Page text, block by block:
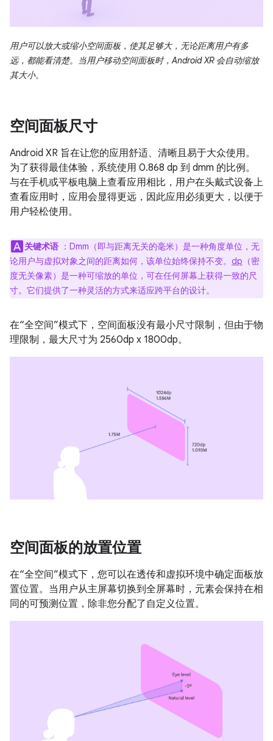
用户可以放大或缩小空间面板，使其足够大，无论距离用户有多
远，都能看清楚。当用户移动空间面板时，Android XR 会自动缩放
其大小。
空间面板尺寸
Android XR 旨在让您的应用舒适、清晰且易于大众使用。
为了获得最佳体验，系统使用 0.868 dp 到 dmm 的比例。
与在手机或平板电脑上查看应用相比，用户在头戴式设备上
查看应用时，应用会显得更远，因此应用必须更大，以便于
用户轻松使用。
关键术语 ：Dmm（即与距离无关的毫米）是一种角度单位，无
论用户与虚拟对象之间的距离如何，该单位始终保持不变。 dp （密
度无关像素）是一种可缩放的单位，可在任何屏幕上获得一致的尺
寸。它们提供了一种灵活的方式来适应跨平台的设计。
在“全空间”模式下，空间面板没有最小尺寸限制，但由于物
理限制，最大尺寸为 2560dp x 1800dp。
空间面板的放置位置
在“全空间”模式下，您可以在透传和虚拟环境中确定面板放
置位置。当用户从主屏幕切换到全屏幕时，元素会保持在相
同的可预测位置，除非您分配了自定义位置。